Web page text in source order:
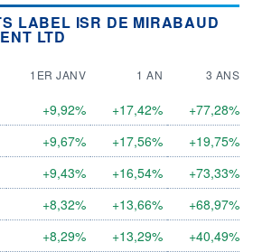
LABEL ISR DE MIRABAUD
LTD
1ER JANV 1 AN 3 ANS
+9,92% +17,42%
+77,28%
+9,67% +17,56%
+19,75%
+9,43% +16,54%
+73,33%
+8,32% +13,66%
+68,97%
+8,29% +13,29%
+40,49%